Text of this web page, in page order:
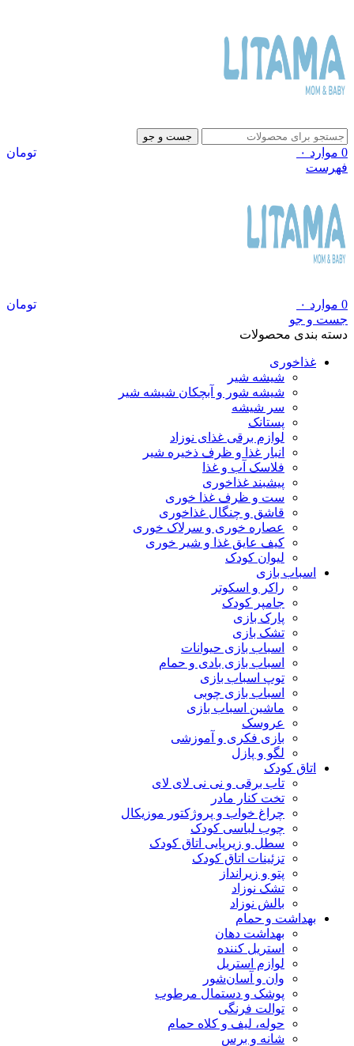
جست و جو
0 موارد ۰
تومان
فهرست
0 موارد ۰
تومان
جست و جو
دسته بندی محصولات
غذاخوری
شیشه شیر
شیشه ‌شور و آبچکان شیشه‌ شیر
سر شیشه
پستانک
لوازم برقی غذای نوزاد
انبار غذا و ظرف ذخیره شیر
فلاسک آب و غذا
پیشبند غذاخوری
ست و ظرف غذا خوری
قاشق و چنگال غذاخوری
عصاره خوری و سرلاک خوری
کیف عایق غذا و شیر خوری
لیوان کودک
اسباب بازی
راکر و اسکوتر
جامپر کودک
پارک بازی
تشک بازی
اسباب بازی حیوانات
اسباب بازی بادی و حمام
توپ اسباب بازی
اسباب بازی چوبی
ماشین اسباب بازی
عروسک
بازی فکری و آموزشی
لگو و پازل
اتاق کودک
تاب برقی و نی نی لای لای
تخت کنار مادر
چراغ خواب و پروژکتور موزیکال
چوب لباسی کودک
سطل و زیرپایی اتاق کودک
تزئینات اتاق کودک
پتو و زیرانداز
تشک نوزاد
بالش نوزاد
بهداشت و حمام
بهداشت دهان
استریل کننده
لوازم استریل
وان و آسان‌شور
پوشک و دستمال مرطوب
توالت فرنگی
حوله، لیف و کلاه حمام
شانه و برس